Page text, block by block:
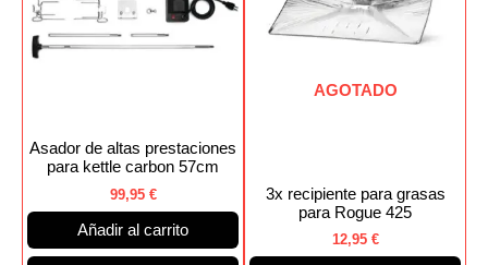
Asador de altas prestaciones
para kettle carbon 57cm
99,95 €
Añadir al carrito
AGOTADO
3x recipiente para grasas
para Rogue 425
12,95 €